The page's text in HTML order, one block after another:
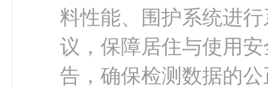
料性能、围护系统进
议，保障居住与使用
告，确保检测数据的